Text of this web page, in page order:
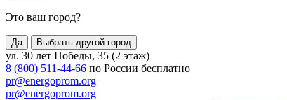
Это ваш город?
Да Выбрать другой город
ул. 30 лет Победы, 35 (2 этаж)
8 (800) 511-44-66 по России бесплатно
pr@energoprom.org
pr@energoprom.org